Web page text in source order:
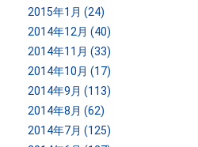
2015年1月 (24)
2014年12月 (40)
2014年11月 (33)
2014年10月 (17)
2014年9月 (113)
2014年8月 (62)
2014年7月 (125)